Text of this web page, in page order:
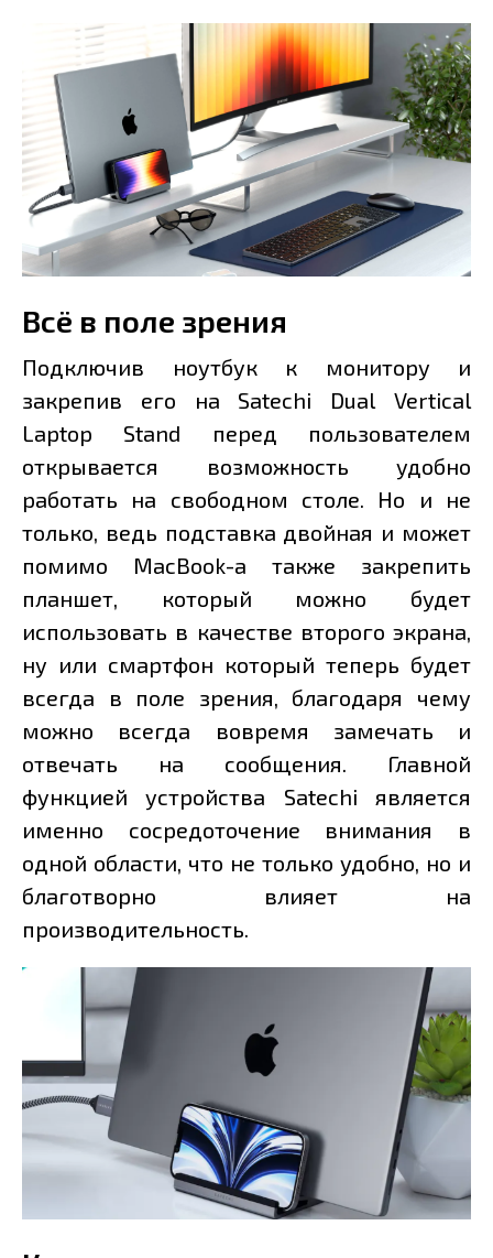
Всё в поле зрения
Подключив ноутбук к монитору и
закрепив его на Satechi Dual Vertical
Laptop Stand перед пользователем
открывается возможность удобно
работать на свободном столе. Но и не
только, ведь подставка двойная и может
помимо MacBook-a также закрепить
планшет, который можно будет
использовать в качестве второго экрана,
ну или смартфон который теперь будет
всегда в поле зрения, благодаря чему
можно всегда вовремя замечать и
отвечать на сообщения. Главной
функцией устройства Satechi является
именно сосредоточение внимания в
одной области, что не только удобно, но и
благотворно влияет на
производительность.